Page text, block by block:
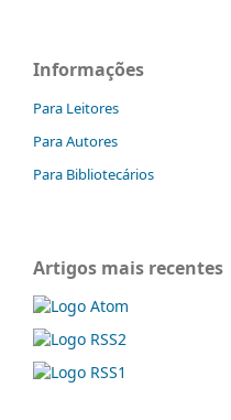
Informações
Para Leitores
Para Autores
Para Bibliotecários
Artigos mais recentes